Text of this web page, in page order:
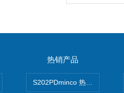
热销产品
S202PDminco 热电阻